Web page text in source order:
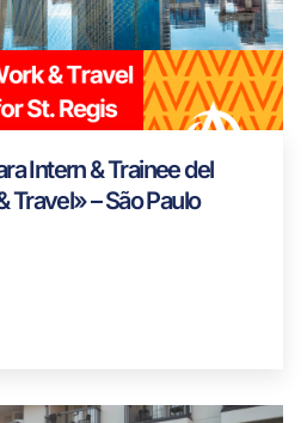
Intern & Trainee del
Travel» – São Paulo